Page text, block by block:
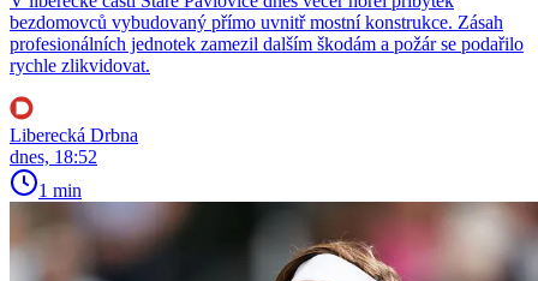
bezdomovců vybudovaný přímo uvnitř mostní konstrukce. Zásah
profesionálních jednotek zamezil dalším škodám a požár se podařilo
rychle zlikvidovat.
Liberecká Drbna
dnes, 18:52
1 min